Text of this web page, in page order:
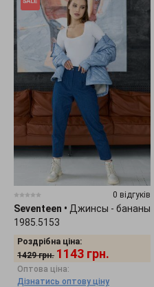
0 відгуків
Seventeen • Джинсы - бананы
1985.5153
Роздрібна ціна:
1429 грн. 1143 грн.
Оптова ціна:
Дізнатись оптову ціну